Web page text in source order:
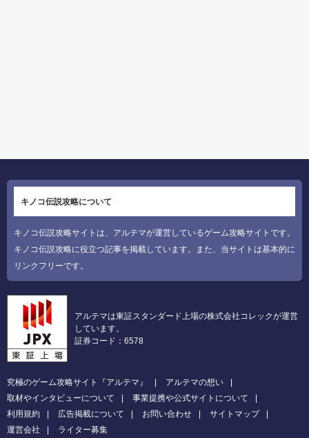
キノコ伝説攻略について
キノコ伝説攻略サイトは、アルテマが運営しているゲーム攻略サイトです。
キノコ伝説攻略に役立つ記事を掲載しています。また、当サイトは基本的に
リンクフリーです。
アルテマは東証スタンダード上場の株式会社コレックが運営
しています。
証券コード：6578
究極のゲーム攻略サイト『アルテマ』
アルテマの想い
取材やインタビューについて
事業提携や公式サイトについて
利用規約
広告掲載について お問い合わせ
サイトマップ
運営会社
ライター募集